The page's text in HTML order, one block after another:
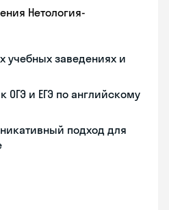
Нетология-
учебных заведениях и
ОГЭ и ЕГЭ по английскому
подход для